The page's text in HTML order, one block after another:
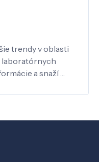
trendy v oblasti
laboratórnych
a snaží …